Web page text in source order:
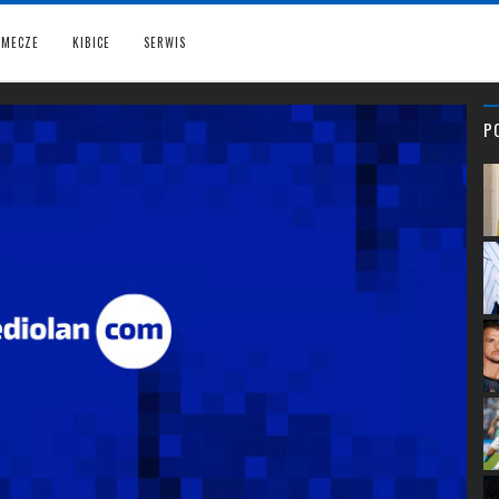
MECZE KIBICE SERWIS